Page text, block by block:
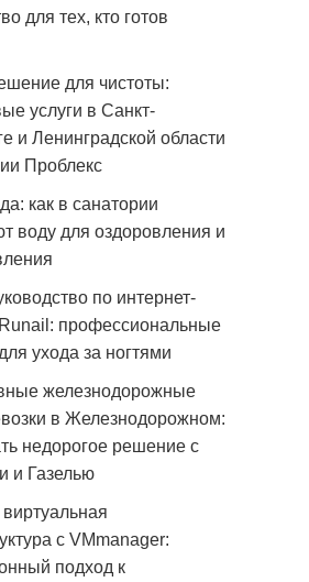
для тех, кто готов
для чистоты:
услуги в Санкт-
и Ленинградской области
Проблекс
как в санатории
воду для оздоровления и
по интернет-
профессиональные
ухода за ногтями
железнодорожные
в Железнодорожном:
недорогое решение с
и Газелью
с VMmanager:
подход к